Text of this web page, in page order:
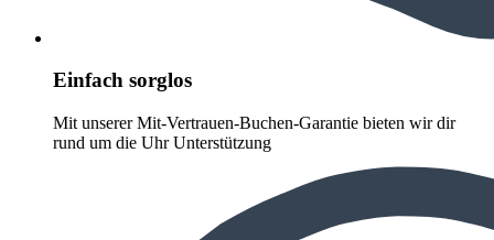
Einfach sorglos
Mit unserer Mit-Vertrauen-Buchen-Garantie bieten wir dir
rund um die Uhr Unterstützung